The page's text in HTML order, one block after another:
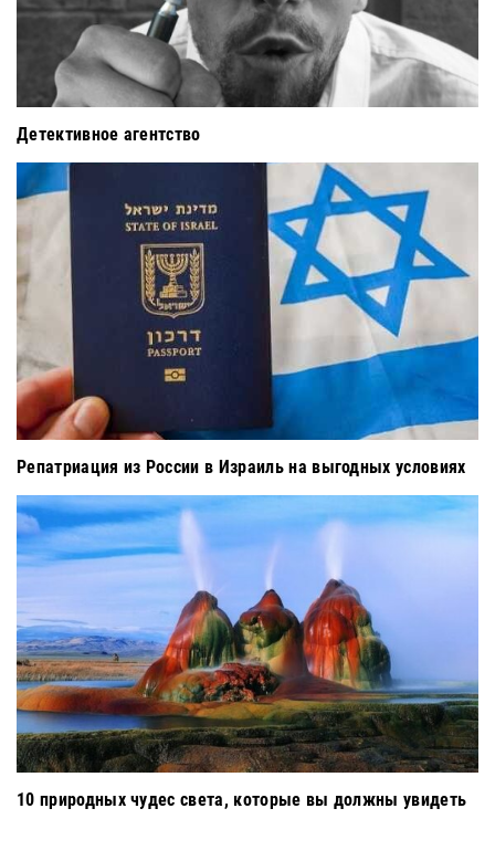
Детективное агентство
Репатриация из России в Израиль на выгодных условиях
10 природных чудес света, которые вы должны увидеть